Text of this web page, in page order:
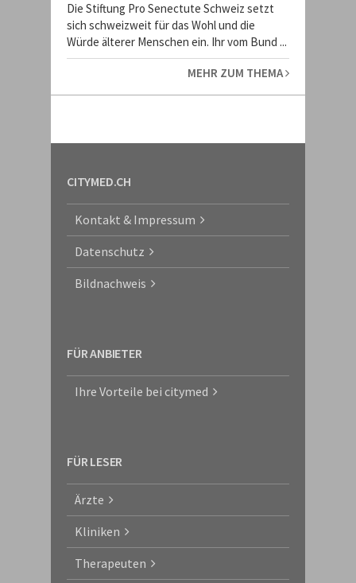
Die Stiftung Pro Senectute Schweiz setzt
sich schweizweit für das Wohl und die
Würde älterer Menschen ein. Ihr vom Bund ...
MEHR ZUM THEMA
CITYMED.CH
Kontakt & Impressum
Datenschutz
Bildnachweis
FÜR ANBIETER
Ihre Vorteile bei citymed
FÜR LESER
Ärzte
Kliniken
Therapeuten